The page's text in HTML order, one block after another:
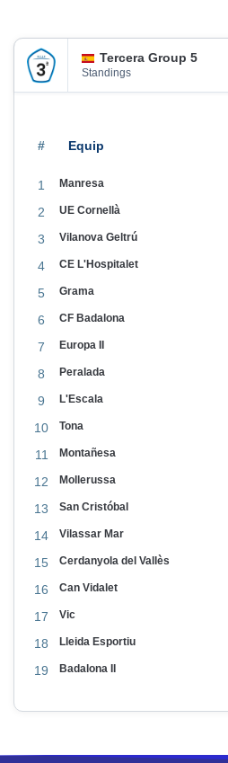
e
o
Tercera Group 5
Standings
#
1 Manresa
2 UE Cornellà
3 Vilanova Geltrú
4 CE L'Hospitalet
5 Grama
6 CF Badalona
7 Europa II
8 Peralada
9 L'Escala
10 Tona
11 Montañesa
12 Mollerussa
13 San Cristóbal
14 Vilassar Mar
15 Cerdanyola del Vallès
16 Can Vidalet
17 Vic
18 Lleida Esportiu
19 Badalona II